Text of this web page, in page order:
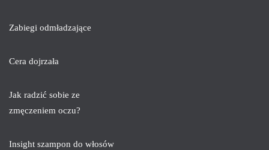
Zabiegi odmładzające
Cera dojrzała
Jak radzić sobie ze
zmęczeniem oczu?
Insight szampon do włosów